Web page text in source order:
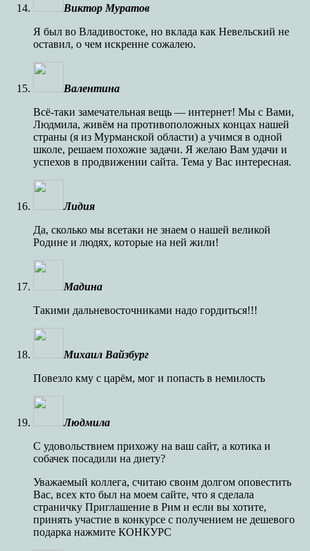
Виктор Муратов
Я был во Владивостоке, но вклада как Невельский не
оставил, о чем искренне сожалею.
Валентина
Всё-таки замечательная вещь — интернет! Мы с Вами,
Людмила, живём на противоположных концах нашей
страны (я из Мурманской области) а учимся в одной
школе, решаем похожие задачи. Я желаю Вам удачи и
успехов в продвижении сайта. Тема у Вас интересная.
Лидия
Да, сколько мы всетаки не знаем о нашей великой
Родине и людях, которые на ней жили!
Мадина
Такими дальневосточниками надо гордиться!!!
Михаил Вайзбург
Повезло кму с царём, мог и попасть в немилость
Людмила
С удовольствием прихожу на ваш сайт, а котика и
собачек посадили на диету?
Уважаемый коллега, считаю своим долгом оповестить
Вас, всех кто был на моем сайте, что я сделала
страничку Приглашение в Рим и если вы хотите,
принять участие в конкурсе с получением не дешевого
подарка нажмите КОНКУРС